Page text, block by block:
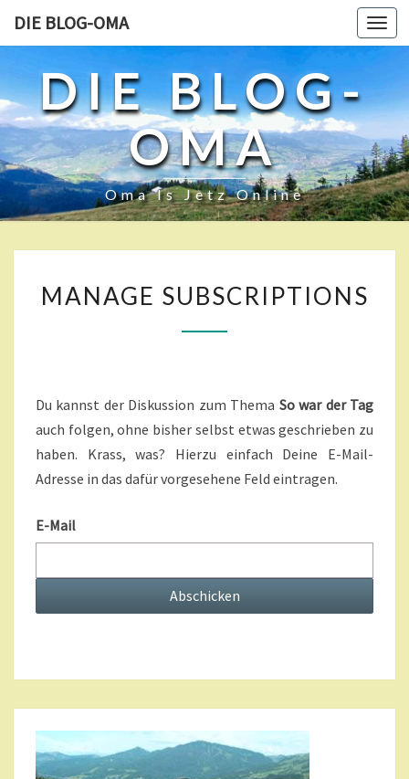
DIE BLOG-OMA
DIE BLOG-
OMA
Oma Is Jetz Online
A
A
U
B
S
C
I
O
N
>
MANAGE SUBSCRIPTIONS
Du kannst der Diskussion zum Thema So war der Tag
auch folgen, ohne bisher selbst etwas geschrieben zu
haben. Krass, was? Hierzu einfach Deine E-Mail-
Adresse in das dafür vorgesehene Feld eintragen.
E-Mail